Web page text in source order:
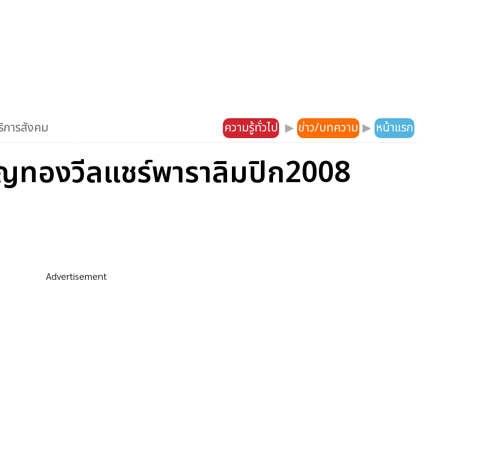
การสังคม ความรู้ทั่วไป ▶ ข่าว/บทความ ▶ หน้าแรก
ทองวีลแชร์พาราลิมปิก2008
Advertisement